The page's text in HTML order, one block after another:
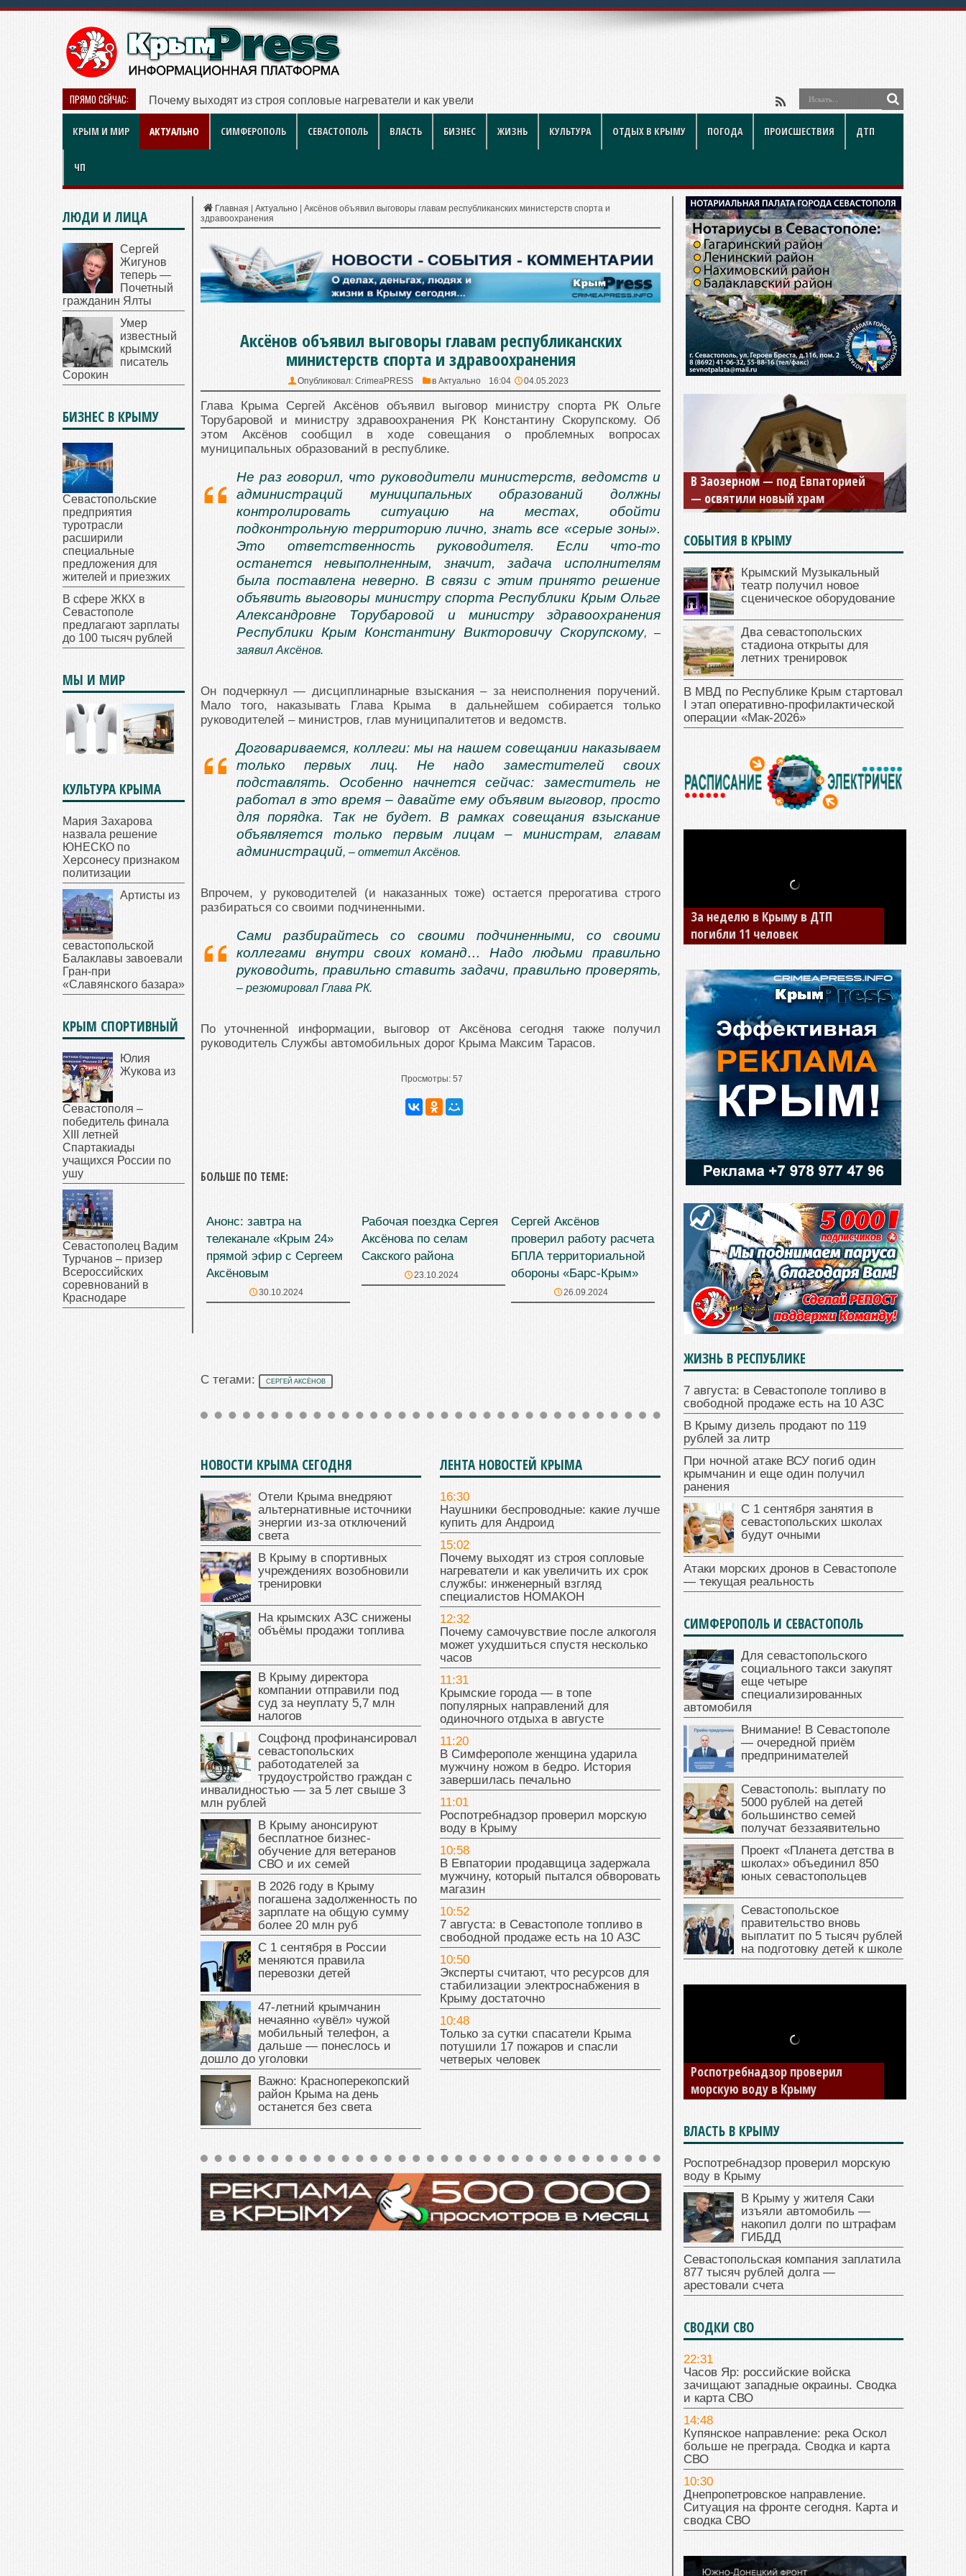
ПРЯМО СЕЙЧАС: Почему выходят из строя сопловые нагреватели и как увеличить их срок службы: инженерный взгляд специал
КРЫМ И МИР АКТУАЛЬНО СИМФЕРОПОЛЬ СЕВАСТОПОЛЬ ВЛАСТЬ БИЗНЕС ЖИЗНЬ КУЛЬТУРА ОТДЫХ В КРЫМУ ПОГОДА ПРОИСШЕСТВИЯ ДТП
ЧП
Главная Актуально
Аксёнов объявил выговоры главам республиканских министерств спорта и
здравоохранения
Аксёнов объявил выговоры главам республиканских
министерств спорта и здравоохранения
Опубликовал: CrimeaPRESS в Актуально 16:04 04.05.2023
Глава Крыма Сергей Аксёнов объявил выговор министру спорта РК Ольге
Торубаровой и министру здравоохранения РК Константину Скорупскому. Об
этом Аксёнов сообщил в ходе совещания о проблемных вопросах
муниципальных образований в республике.
Не раз говорил, что руководители министерств, ведомств и
администраций муниципальных образований должны
контролировать ситуацию на местах, обойти
подконтрольную территорию лично, знать все «серые зоны».
Это ответственность руководителя. Если что-то
останется невыполненным, значит, задача исполнителям
была поставлена неверно. В связи с этим принято решение
объявить выговоры министру спорта Республики Крым Ольге
Александровне Торубаровой и министру здравоохранения
Республики Крым Константину Викторовичу Скорупскому, –
заявил Аксёнов.
Он подчеркнул — дисциплинарные взыскания – за неисполнения поручений.
Мало того, наказывать Глава Крыма в дальнейшем собирается только
руководителей – министров, глав муниципалитетов и ведомств.
Договариваемся, коллеги: мы на нашем совещании наказываем
только первых лиц. Не надо заместителей своих
подставлять. Особенно начнется сейчас: заместитель не
работал в это время – давайте ему объявим выговор, просто
для порядка. Так не будет. В рамках совещания взыскание
объявляется только первым лицам – министрам, главам
администраций, – отметил Аксёнов.
Впрочем, у руководителей (и наказанных тоже) остается прерогатива строго
разбираться со своими подчиненными.
Сами разбирайтесь со своими подчиненными, со своими
коллегами внутри своих команд… Надо людьми правильно
руководить, правильно ставить задачи, правильно проверять,
– резюмировал Глава РК.
По уточненной информации, выговор от Аксёнова сегодня также получил
руководитель Службы автомобильных дорог Крыма Максим Тарасов.
Просмотры: 57
БОЛЬШЕ ПО ТЕМЕ:
Анонс: завтра на
телеканале «Крым 24»
прямой эфир с Сергеем
Аксёновым
30.10.2024
Рабочая поездка Сергея
Аксёнова по селам
Сакского района
23.10.2024
Сергей Аксёнов
проверил работу расчета
БПЛА территориальной
обороны «Барс-Крым»
26.09.2024
С тегами: СЕРГЕЙ АКСЁНОВ
НОВОСТИ КРЫМА СЕГОДНЯ
Отели Крыма внедряют
альтернативные источники
энергии из-за отключений
света
В Крыму в спортивных
учреждениях возобновили
тренировки
На крымских АЗС снижены
объёмы продажи топлива
В Крыму директора
компании отправили под
суд за неуплату 5,7 млн
налогов
Соцфонд профинансировал
севастопольских
работодателей за
трудоустройство граждан с
инвалидностью — за 5 лет свыше 3
млн рублей
В Крыму анонсируют
бесплатное бизнес-
обучение для ветеранов
СВО и их семей
В 2026 году в Крыму
погашена задолженность по
зарплате на общую сумму
более 20 млн руб
С 1 сентября в России
меняются правила
перевозки детей
47‑летний крымчанин
нечаянно «увёл» чужой
мобильный телефон, а
дальше — понеслось и
дошло до уголовки
Важно: Красноперекопский
район Крыма на день
останется без света
ЛЕНТА НОВОСТЕЙ КРЫМА
16:30
Наушники беспроводные: какие лучше
купить для Андроид
15:02
Почему выходят из строя сопловые
нагреватели и как увеличить их срок
службы: инженерный взгляд
специалистов НОМАКОН
12:32
Почему самочувствие после алкоголя
может ухудшиться спустя несколько
часов
11:31
Крымские города — в топе
популярных направлений для
одиночного отдыха в августе
11:20
В Симферополе женщина ударила
мужчину ножом в бедро. История
завершилась печально
11:01
Роспотребнадзор проверил морскую
воду в Крыму
10:58
В Евпатории продавщица задержала
мужчину, который пытался обворовать
магазин
10:52
7 августа: в Севастополе топливо в
свободной продаже есть на 10 АЗС
10:50
Эксперты считают, что ресурсов для
стабилизации электроснабжения в
Крыму достаточно
10:48
Только за сутки спасатели Крыма
потушили 17 пожаров и спасли
четверых человек
ЛЮДИ И ЛИЦА
Сергей
Жигунов
теперь —
Почетный
гражданин Ялты
Умер
известный
крымский
писатель
Сорокин
БИЗНЕС В КРЫМУ
Севастопольские
предприятия
туротрасли
расширили
специальные
предложения для
жителей и приезжих
В сфере ЖКХ в
Севастополе
предлагают зарплаты
до 100 тысяч рублей
МЫ И МИР
КУЛЬТУРА КРЫМА
Мария Захарова
назвала решение
ЮНЕСКО по
Херсонесу признаком
политизации
Артисты из
севастопольской
Балаклавы завоевали
Гран-при
«Славянского базара»
КРЫМ СПОРТИВНЫЙ
Юлия
Жукова из
Севастополя –
победитель финала
XIII летней
Спартакиады
учащихся России по
ушу
Севастополец Вадим
Турчанов – призер
Всероссийских
соревнований в
Краснодаре
Мужской монастырь Косьмы и
Дамиана в Крыму вновь открыт
для посещения
СОБЫТИЯ В КРЫМУ
Крымский Музыкальный
театр получил новое
сценическое оборудование
Два севастопольских
стадиона открыты для
летних тренировок
В МВД по Республике Крым стартовал
I этап оперативно‑профилактической
операции «Мак‑2026»
В Джанкое водитель ВАЗа сбил
двух детей на «зебре»
ЖИЗНЬ В РЕСПУБЛИКЕ
7 августа: в Севастополе топливо в
свободной продаже есть на 10 АЗС
В Крыму дизель продают по 119
рублей за литр
При ночной атаке ВСУ погиб один
крымчанин и еще один получил
ранения
С 1 сентября занятия в
севастопольских школах
будут очными
Атаки морских дронов в Севастополе
— текущая реальность
СИМФЕРОПОЛЬ И СЕВАСТОПОЛЬ
Для севастопольского
социального такси закупят
еще четыре
специализированных
автомобиля
Внимание! В Севастополе
— очередной приём
предпринимателей
Севастополь: выплату по
5000 рублей на детей
большинство семей
получат беззаявительно
Проект «Планета детства в
школах» объединил 850
юных севастопольцев
Севастопольское
правительство вновь
выплатит по 5 тысяч рублей
на подготовку детей к школе
автомобиль — накопил долги по
штрафам ГИБДД
ВЛАСТЬ В КРЫМУ
Роспотребнадзор проверил морскую
воду в Крыму
В Крыму у жителя Саки
изъяли автомобиль —
накопил долги по штрафам
ГИБДД
Севастопольская компания заплатила
877 тысяч рублей долга —
арестовали счета
СВОДКИ СВО
22:31
Часов Яр: российские войска
зачищают западные окраины. Сводка
и карта СВО
14:48
Купянское направление: река Оскол
больше не преграда. Сводка и карта
СВО
10:30
Днепропетровское направление.
Ситуация на фронте сегодня. Карта и
сводка СВО